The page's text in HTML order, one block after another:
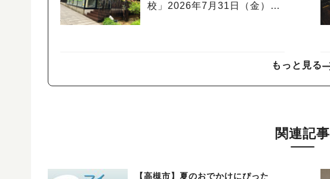
校」2026年7月31日（金）オ
もっと見る
関連記事
【高槻市】夏のおでかけにぴった